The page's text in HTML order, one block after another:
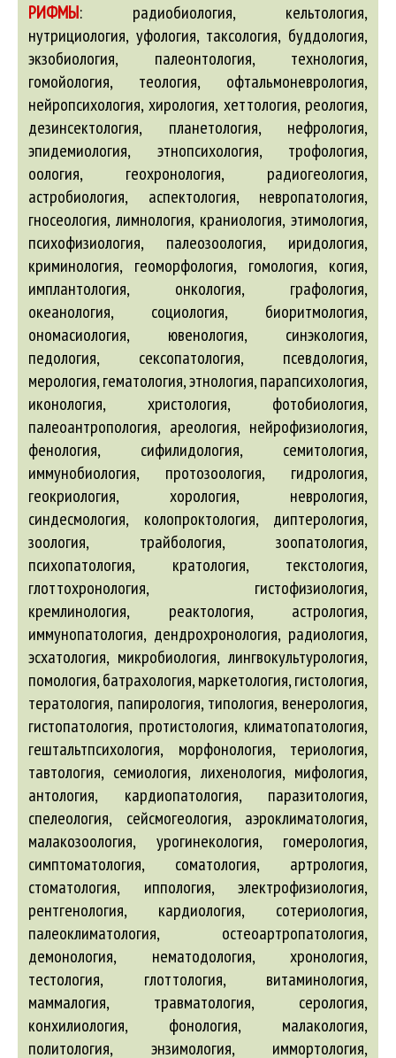
РИФМЫ: радиобиология, кельтология,
нутрициология, уфология, таксология, буддология,
экзобиология, палеонтология, технология,
гомойология, теология, офтальмоневрология,
нейропсихология, хирология, хеттология, реология,
дезинсектология, планетология, нефрология,
эпидемиология, этнопсихология, трофология,
оология, геохронология, радиогеология,
астробиология, аспектология, невропатология,
гносеология, лимнология, краниология, этимология,
психофизиология, палеозоология, иридология,
криминология, геоморфология, гомология, когия,
имплантология, онкология, графология,
океанология, социология, биоритмология,
ономасиология, ювенология, синэкология,
педология, сексопатология, псевдология,
мерология, гематология, этнология, парапсихология,
иконология, христология, фотобиология,
палеоантропология, ареология, нейрофизиология,
фенология, сифилидология, семитология,
иммунобиология, протозоология, гидрология,
геокриология, хорология, неврология,
синдесмология, колопроктология, диптерология,
зоология, трайбология, зоопатология,
психопатология, кратология, текстология,
глоттохронология, гистофизиология,
кремлинология, реактология, астрология,
иммунопатология, дендрохронология, радиология,
эсхатология, микробиология, лингвокультурология,
помология, батрахология, маркетология, гистология,
тератология, папирология, типология, венерология,
гистопатология, протистология, климатопатология,
гештальтпсихология, морфонология, териология,
тавтология, семиология, лихенология, мифология,
антология, кардиопатология, паразитология,
спелеология, сейсмогеология, аэроклиматология,
малакозоология, урогинекология, гомерология,
симптоматология, соматология, артрология,
стоматология, иппология, электрофизиология,
рентгенология, кардиология, сотериология,
палеоклиматология, остеоартропатология,
демонология, нематодология, хронология,
тестология, глоттология, витаминология,
маммалогия, травматология, серология,
конхилиология, фонология, малакология,
политология, энзимология, иммортология,